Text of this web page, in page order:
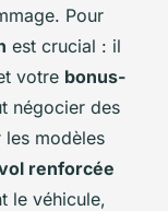
Pour
est crucial : il
votre bonus-
négocier des
les modèles
renforcée
le véhicule,